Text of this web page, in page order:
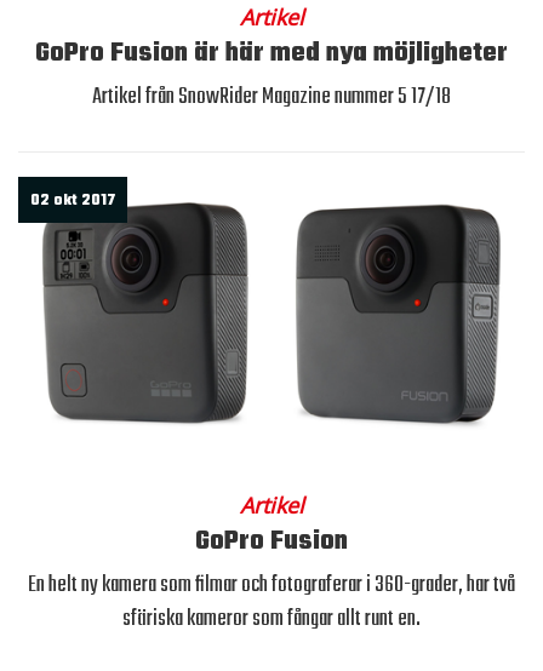
Artikel
GoPro Fusion är här med nya möjligheter
Artikel från SnowRider Magazine nummer 5 17/18
02 okt 2017
Artikel
GoPro Fusion
En helt ny kamera som filmar och fotograferar i 360-grader, har två
sfäriska kameror som fångar allt runt en.